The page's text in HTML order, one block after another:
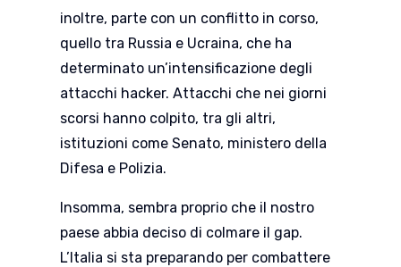
inoltre, parte con un conflitto in corso,
quello tra Russia e Ucraina, che ha
determinato un’intensificazione degli
attacchi hacker. Attacchi che nei giorni
scorsi hanno colpito, tra gli altri,
istituzioni come Senato, ministero della
Difesa e Polizia.
Insomma, sembra proprio che il nostro
paese abbia deciso di colmare il gap.
L’Italia si sta preparando per combattere